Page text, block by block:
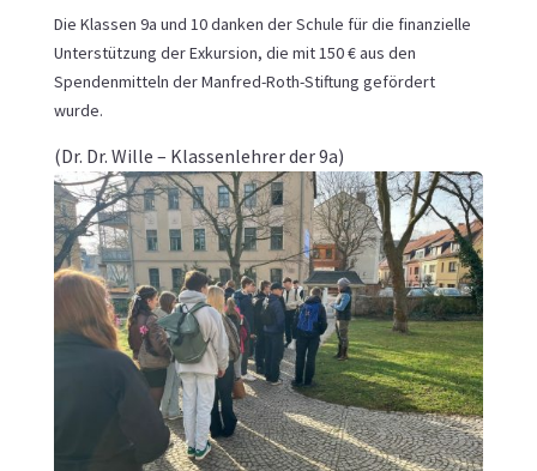
Die Klassen 9a und 10 danken der Schule für die finanzielle
Unterstützung der Exkursion, die mit 150 € aus den
Spendenmitteln der Manfred-Roth-Stiftung gefördert
wurde.
(Dr. Dr. Wille – Klassenlehrer der 9a)